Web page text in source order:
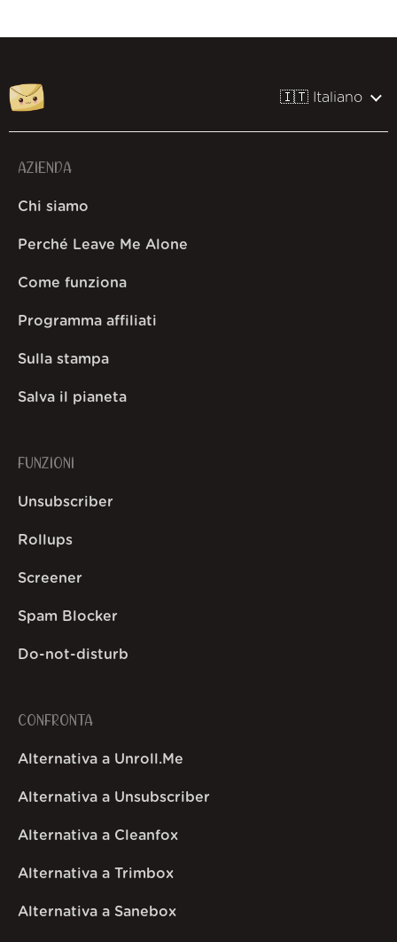
🇮🇹 Italiano
AZIENDA
Chi siamo
Perché Leave Me Alone
Come funziona
Programma affiliati
Sulla stampa
Salva il pianeta
FUNZIONI
Unsubscriber
Rollups
Screener
Spam Blocker
Do-not-disturb
CONFRONTA
Alternativa a Unroll.Me
Alternativa a Unsubscriber
Alternativa a Cleanfox
Alternativa a Trimbox
Alternativa a Sanebox